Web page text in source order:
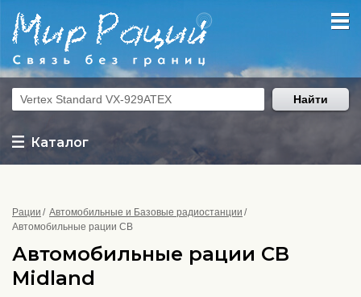
Каталог
Найти
Рации
Автомобильные и Базовые радиостанции
Автомобильные рации CB
Автомобильные рации CB
Midland